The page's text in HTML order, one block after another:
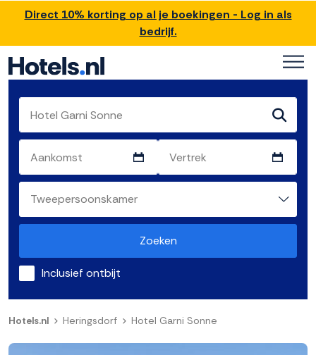
Direct 10% korting op al je boekingen - Log in als
bedrijf.
Zoeken
Inclusief ontbijt
Hotels.nl Heringsdorf Hotel Garni Sonne